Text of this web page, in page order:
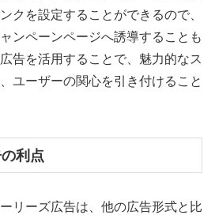
クを設定することができるので、
ンペーンページへ誘導することも
告を活用することで、魅力的なス
ユーザーの関心を引き付けること
利点
リーズ広告は、他の広告形式と比